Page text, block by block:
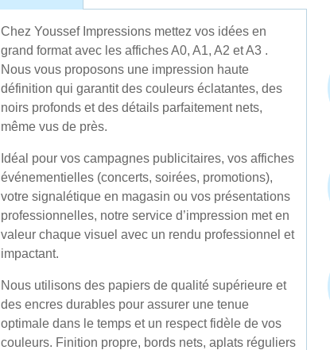
Chez Youssef Impressions mettez vos idées en
grand format avec les affiches A0, A1, A2 et A3 .
Nous vous proposons une impression haute
définition qui garantit des couleurs éclatantes, des
noirs profonds et des détails parfaitement nets,
même vus de près.
Idéal pour vos campagnes publicitaires, vos affiches
événementielles (concerts, soirées, promotions),
votre signalétique en magasin ou vos présentations
professionnelles, notre service d’impression met en
valeur chaque visuel avec un rendu professionnel et
impactant.
Nous utilisons des papiers de qualité supérieure et
des encres durables pour assurer une tenue
optimale dans le temps et un respect fidèle de vos
couleurs. Finition propre, bords nets, aplats réguliers